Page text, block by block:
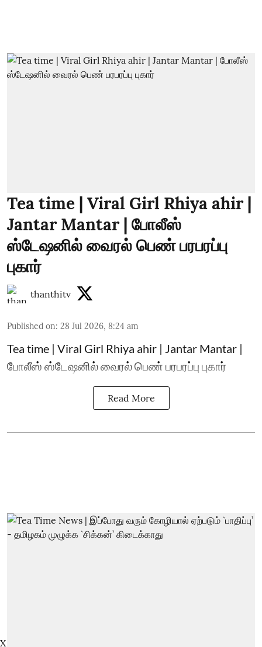
Tea time | Viral Girl Rhiya ahir |
Jantar Mantar | போலீஸ்
ஸ்டேஷனில் வைரல் பெண் பரபரப்பு
புகார்
thanthitv
Published on: 28 Jul 2026, 8:24 am
Tea time | Viral Girl Rhiya ahir | Jantar Mantar |
போலீஸ் ஸ்டேஷனில் வைரல் பெண் பரபரப்பு புகார்
Read More
X